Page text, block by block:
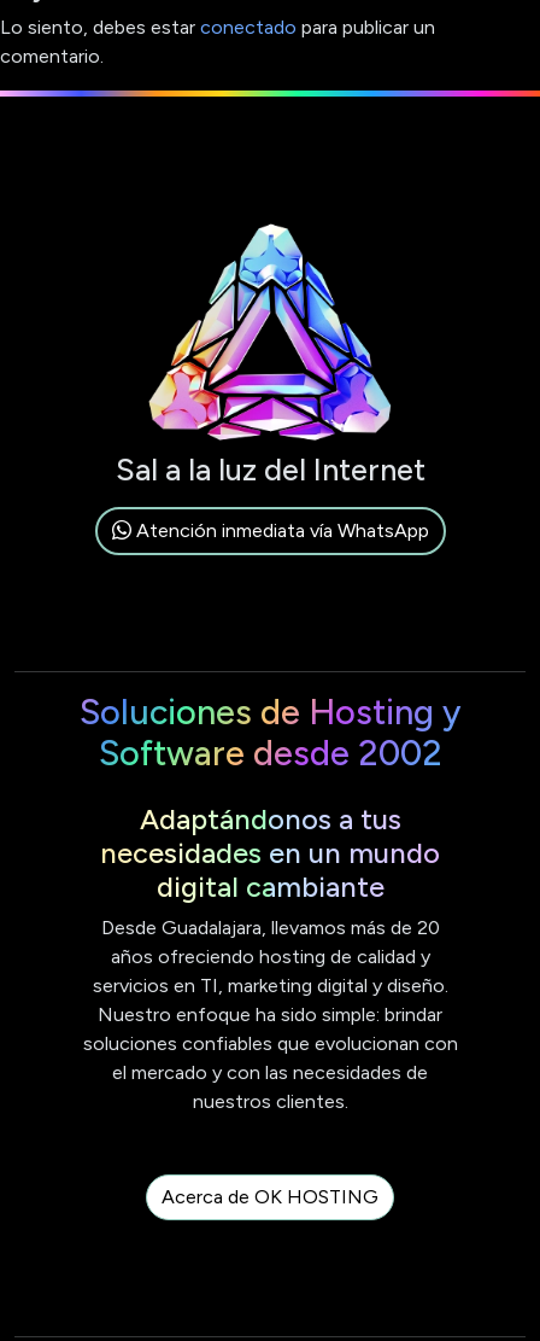
Lo siento, debes estar conectado para publicar un
comentario.
Sal a la luz del Internet
Atención inmediata vía WhatsApp
Soluciones de Hosting y
Software desde 2002
Adaptándonos a tus
necesidades en un mundo
digital cambiante
Desde Guadalajara, llevamos más de 20
años ofreciendo hosting de calidad y
servicios en TI, marketing digital y diseño.
Nuestro enfoque ha sido simple: brindar
soluciones confiables que evolucionan con
el mercado y con las necesidades de
nuestros clientes.
Acerca de OK HOSTING